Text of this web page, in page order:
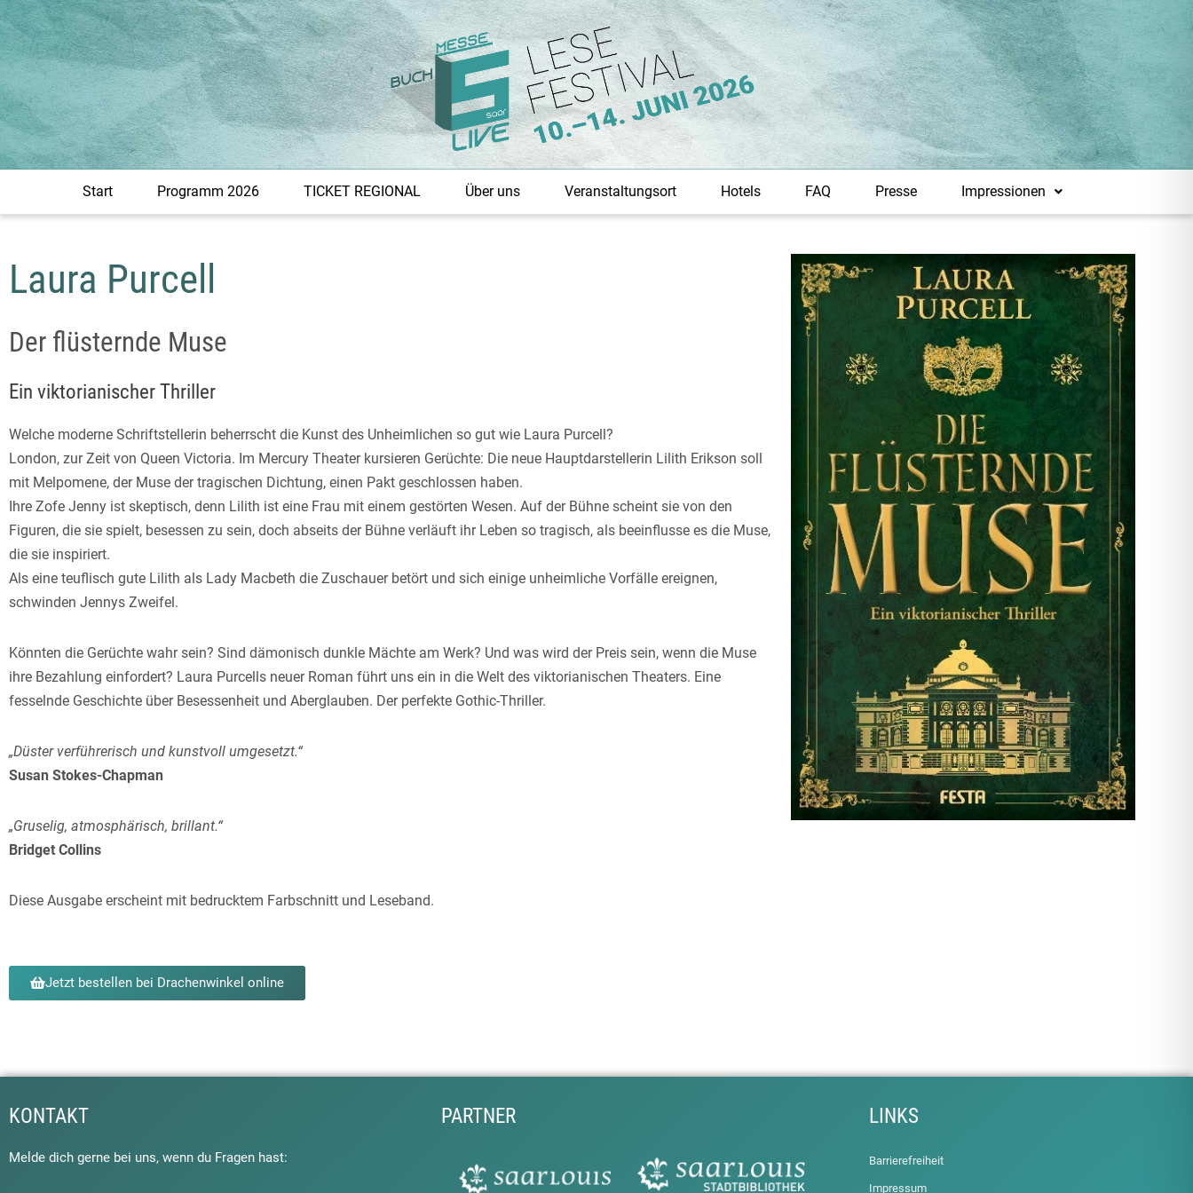
Zum
Inhalt
springen
Start Programm 2026 TICKET REGIONAL Über uns Veranstaltungsort Hotels FAQ Presse Impressionen
Laura Purcell
Der flüsternde Muse
Ein viktorianischer Thriller
Welche moderne Schriftstellerin beherrscht die Kunst des Unheimlichen so gut wie Laura Purcell?
London, zur Zeit von Queen Victoria. Im Mercury Theater kursieren Gerüchte: Die neue Hauptdarstellerin Lilith Erikson soll
mit Melpomene, der Muse der tragischen Dichtung, einen Pakt geschlossen haben.
Ihre Zofe Jenny ist skeptisch, denn Lilith ist eine Frau mit einem gestörten Wesen. Auf der Bühne scheint sie von den
Figuren, die sie spielt, besessen zu sein, doch abseits der Bühne verläuft ihr Leben so tragisch, als beeinflusse es die Muse,
die sie inspiriert.
Als eine teuflisch gute Lilith als Lady Macbeth die Zuschauer betört und sich einige unheimliche Vorfälle ereignen,
schwinden Jennys Zweifel.
Könnten die Gerüchte wahr sein? Sind dämonisch dunkle Mächte am Werk? Und was wird der Preis sein, wenn die Muse
ihre Bezahlung einfordert? Laura Purcells neuer Roman führt uns ein in die Welt des viktorianischen Theaters. Eine
fesselnde Geschichte über Besessenheit und Aberglauben. Der perfekte Gothic-Thriller.
„Düster verführerisch und kunstvoll umgesetzt.“
Susan Stokes-Chapman
„Gruselig, atmosphärisch, brillant.“
Bridget Collins
Diese Ausgabe erscheint mit bedrucktem Farbschnitt und Leseband.
Jetzt bestellen bei Drachenwinkel online
KONTAKT
Melde dich gerne bei uns, wenn du Fragen hast:
PARTNER LINKS
Barrierefreiheit
Impressum